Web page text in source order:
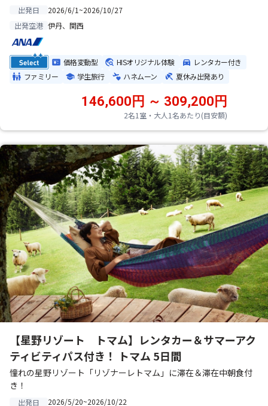
出発日
2026/6/1~2026/10/27
出発空港 伊丹、関西
価格変動型 HISオリジナル体験
レンタカー付き
ファミリー
学生旅行 ハネムーン 夏休み出発あり
2名1室・大人1名あたり(目安額)
146,600円 ～ 309,200円
【星野リゾート トマム】レンタカー＆サマーアク
ティビティパス付き！ トマム 5日間
憧れの星野リゾート「リゾナーレトマム」に滞在＆滞在中朝食付
き！
出発日
2026/5/20~2026/10/22